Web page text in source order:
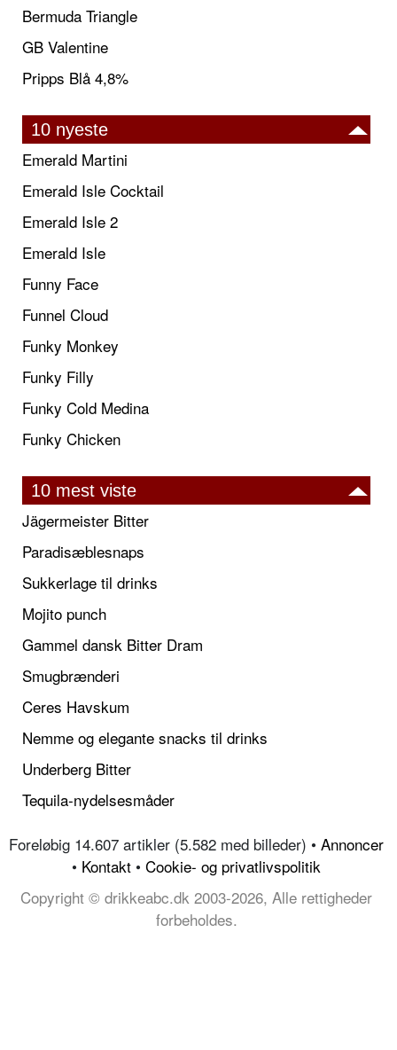
Bermuda Triangle
GB Valentine
Pripps Blå 4,8%
10 nyeste
Emerald Martini
Emerald Isle Cocktail
Emerald Isle 2
Emerald Isle
Funny Face
Funnel Cloud
Funky Monkey
Funky Filly
Funky Cold Medina
Funky Chicken
10 mest viste
Jägermeister Bitter
Paradisæblesnaps
Sukkerlage til drinks
Mojito punch
Gammel dansk Bitter Dram
Smugbrænderi
Ceres Havskum
Nemme og elegante snacks til drinks
Underberg Bitter
Tequila-nydelsesmåder
Foreløbig 14.607 artikler (5.582 med billeder) • Annoncer
• Kontakt • Cookie- og privatlivspolitik
Copyright © drikkeabc.dk 2003-2026, Alle rettigheder
forbeholdes.